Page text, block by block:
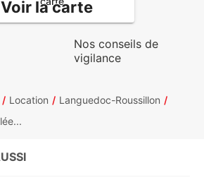
Voir la carte
Nos conseils de
vigilance
Location
Languedoc-Roussillon